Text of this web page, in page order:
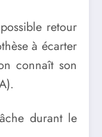
retour
à écarter
connaît son
durant le